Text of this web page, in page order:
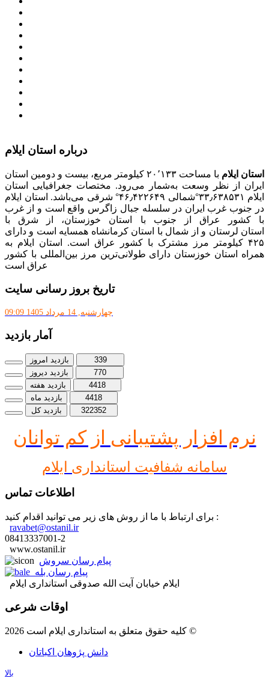
درباره استان ایلام
استان ایلام
با مساحت ۲۰٬۱۳۳ کیلومتر مربع، بیست و دومین استان
ایران از نظر وسعت به‌شمار می‌رود. مختصات جغرافیایی استان
ایلام ۳۳٫۶۳۸۵۳۱°شمالی ۴۶٫۴۲۲۶۴۹° شرقی می‌باشد. استان ایلام
در جنوب غرب ایران در سلسله جبال زاگرس واقع است و از غرب
با کشور عراق از جنوب با استان خوزستان، از شرق با
استان لرستان و از شمال با استان کرمانشاه همسایه است و دارای
۴۲۵ کیلومتر مرز مشترک با کشور عراق است. استان ایلام به
همراه استان خوزستان دارای طولانی‌ترین مرز بین‌المللی با کشور
عراق است
تاریخ بروز رسانی سایت
چهارشنبه, 14 مرداد 1405 09:09
آمار بازدید
بازدید امروز
339
بازدید دیروز
770
بازدید هفته
4418
بازدید ماه
4418
بازدید کل
322352
نرم افز ار پشتیبانی از کم توانان
سامانه شفافیت استانداری ایلام
اطلاعات تماس
برای ارتباط با ما از روش های زیر می توانید اقدام کنید :
ravabet@ostanil.ir
08413337001-2
www.ostanil.ir
پیام رسان سروش
پیام رسان بله
ایلام خیابان آیت الله صدوقی استانداری ایلام
اوقات شرعی
کلیه حقوق متعلق به استانداری ایلام است 2026 ©
دانش پژوهان اکباتان
بالا